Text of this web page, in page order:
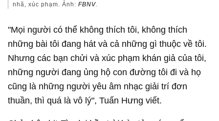
nhã, xúc phạm. Ảnh:FBNV
"Mọi người có thể không thích tôi, không thích
những bài tôi đang hát và cả những gì thuộc về tôi.
Nhưng các bạn chửi và xúc phạm khán giả của tôi,
những người đang ủng hộ con đường tôi đi và họ
cũng là những người yêu âm nhạc giải trí đơn
thuần, thì quá là vô lý", Tuấn Hưng viết.